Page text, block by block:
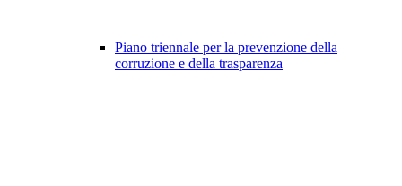
Piano triennale per la prevenzione della
corruzione e della trasparenza